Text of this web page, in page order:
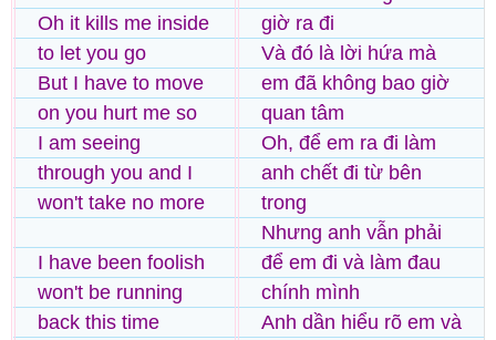
Oh it kills me inside
to let you go
But I have to move
on you hurt me so
I am seeing
through you and I
won't take no more
I have been foolish
won't be running
back this time
giờ ra đi
Và đó là lời hứa mà
em đã không bao giờ
quan tâm
Oh, để em ra đi làm
anh chết đi từ bên
trong
Nhưng anh vẫn phải
để em đi và làm đau
chính mình
Anh dần hiểu rõ em và